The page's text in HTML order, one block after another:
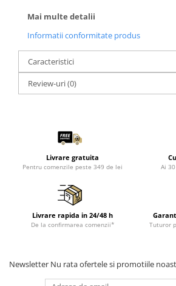
Mai multe detalii
Informatii conformitate produs
Caracteristici
Review-uri(0)
Livrare gratuita
Pentru comenzile peste 349 de lei Ai
Livrare rapida in 24/48 h
De la confirmarea comenzii* Tuturor
Newsletter Nu rata ofertele si promotiile